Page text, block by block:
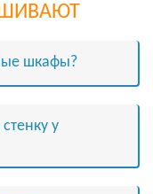
шкафы?
у